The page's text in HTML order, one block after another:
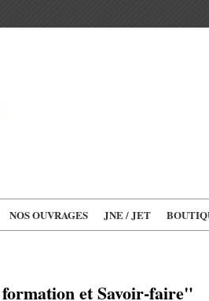
NOS OUVRAGES JNE / JET
formation et Savoir-faire"